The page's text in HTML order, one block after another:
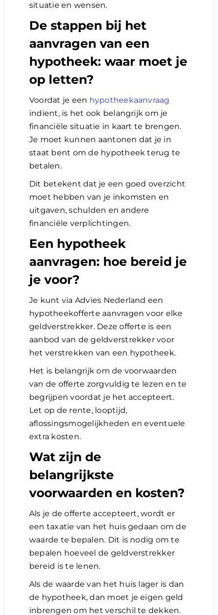
situatie en wensen.
De stappen bij het
aanvragen van een
hypotheek: waar moet je
op letten?
Voordat je een hypotheekaanvraag
indient, is het ook belangrijk om je
financiële situatie in kaart te brengen.
Je moet kunnen aantonen dat je in
staat bent om de hypotheek terug te
betalen.
Dit betekent dat je een goed overzicht
moet hebben van je inkomsten en
uitgaven, schulden en andere
financiële verplichtingen.
Een hypotheek
aanvragen: hoe bereid je
je voor?
Je kunt via Advies Nederland een
hypotheekofferte aanvragen voor elke
geldverstrekker. Deze offerte is een
aanbod van de geldverstrekker voor
het verstrekken van een hypotheek.
Het is belangrijk om de voorwaarden
van de offerte zorgvuldig te lezen en te
begrijpen voordat je het accepteert.
Let op de rente, looptijd,
aflossingsmogelijkheden en eventuele
extra kosten.
Wat zijn de
belangrijkste
voorwaarden en kosten?
Als je de offerte accepteert, wordt er
een taxatie van het huis gedaan om de
waarde te bepalen. Dit is nodig om te
bepalen hoeveel de geldverstrekker
bereid is te lenen.
Als de waarde van het huis lager is dan
de hypotheek, dan moet je eigen geld
inbrengen om het verschil te dekken.